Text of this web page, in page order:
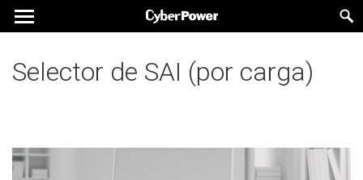
Selector de SAI (por carga)